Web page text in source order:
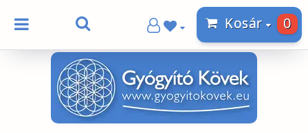
Kosár 0